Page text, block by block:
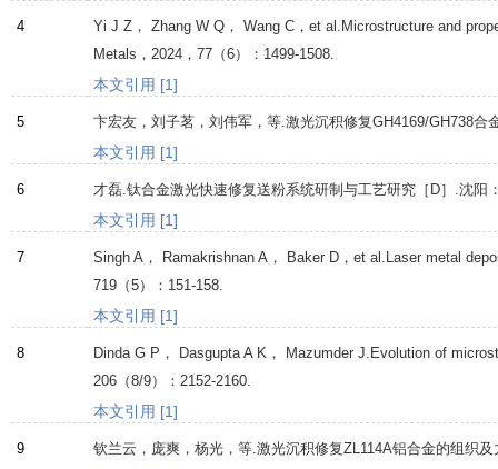
4 Yi J Z ， Zhang W Q ， Wang C ，et al.Microstructure and
Metals ， 2024 ， 77 （6）：1499-1508.
本文引用 [1]
5 卞宏友，刘子茗，刘伟军，等.激光沉积修复GH4169/GH738
本文引用 [1]
6 才磊.钛合金激光快速修复送粉系统研制与工艺研究［D］.沈阳
本文引用 [1]
7 Singh A ， Ramakrishnan A ， Baker D ，et al.Laser metal
719 （5）：151-158.
本文引用 [1]
8 Dinda G P ， Dasgupta A K ， Mazumder J.Evolution of
206 （8/9）：2152-2160.
本文引用 [1]
9 钦兰云，庞爽，杨光，等.激光沉积修复ZL114A铝合金的组织